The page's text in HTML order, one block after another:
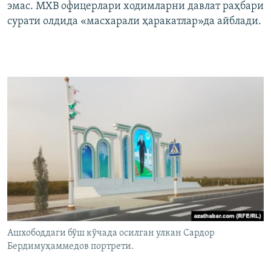
эмас. МХВ офицерлари ходимларни давлат раҳбари
сурати олдида «масхарали ҳаракатлар»да айблади.
Ашхободдаги бўш кўчада осилган улкан Сардор
Бердимуҳаммедов портрети.